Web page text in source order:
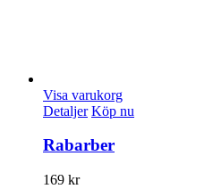
Visa varukorg
Detaljer Köp nu
Rabarber
169 kr